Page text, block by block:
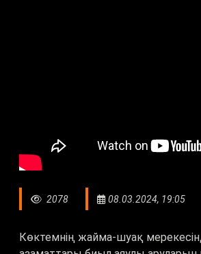
2078 08.03.2024, 19:05
Көктемнің жайма-шуақ